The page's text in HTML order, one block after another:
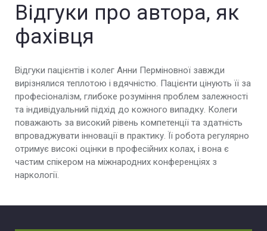
Відгуки про автора, як
фахівця
Відгуки пацієнтів і колег Анни Перміновної завжди
вирізнялися теплотою і вдячністю. Пацієнти цінують її за
професіоналізм, глибоке розуміння проблем залежності
та індивідуальний підхід до кожного випадку. Колеги
поважають за високий рівень компетенції та здатність
впроваджувати інновації в практику. Її робота регулярно
отримує високі оцінки в професійних колах, і вона є
частим спікером на міжнародних конференціях з
наркології.